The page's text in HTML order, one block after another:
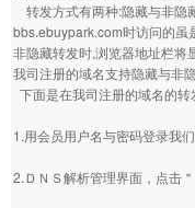
转发方式有两种:隐藏与非隐
bbs.ebuypark.com时访问的虽
非隐藏转发时,浏览器地址栏将
我司注册的域名支持隐藏与非
下面是在我司注册的域名的转
1.用会员用户名与密码登录我
2.ＤＮＳ解析管理界面，点击